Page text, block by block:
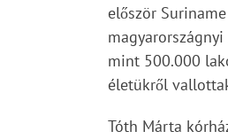
először
mint 500.000
életükről
Tóth Márta